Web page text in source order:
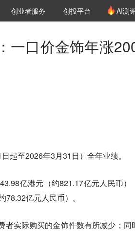
创投氪堂
创业者服务 创投平台 AI测
一口价金饰年涨
起至2026年3月31日）全年业绩。
亿港元（约821.17亿元人民币）
78.32亿元人民币）。
者实际购买的金饰件数有所减少；同